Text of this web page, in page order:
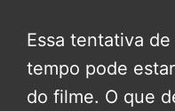
Essa tentativa
tempo pode
do filme. O que